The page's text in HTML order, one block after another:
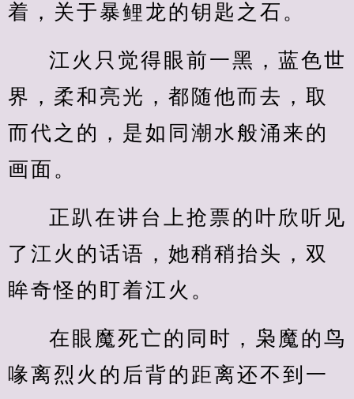
着，关于暴鲤龙的钥匙之石。
江火只觉得眼前一黑，蓝色世
界，柔和亮光，都随他而去，取
而代之的，是如同潮水般涌来的
画面。
正趴在讲台上抢票的叶欣听见
了江火的话语，她稍稍抬头，双
眸奇怪的盯着江火。
在眼魔死亡的同时，枭魔的鸟
喙离烈火的后背的距离还不到一